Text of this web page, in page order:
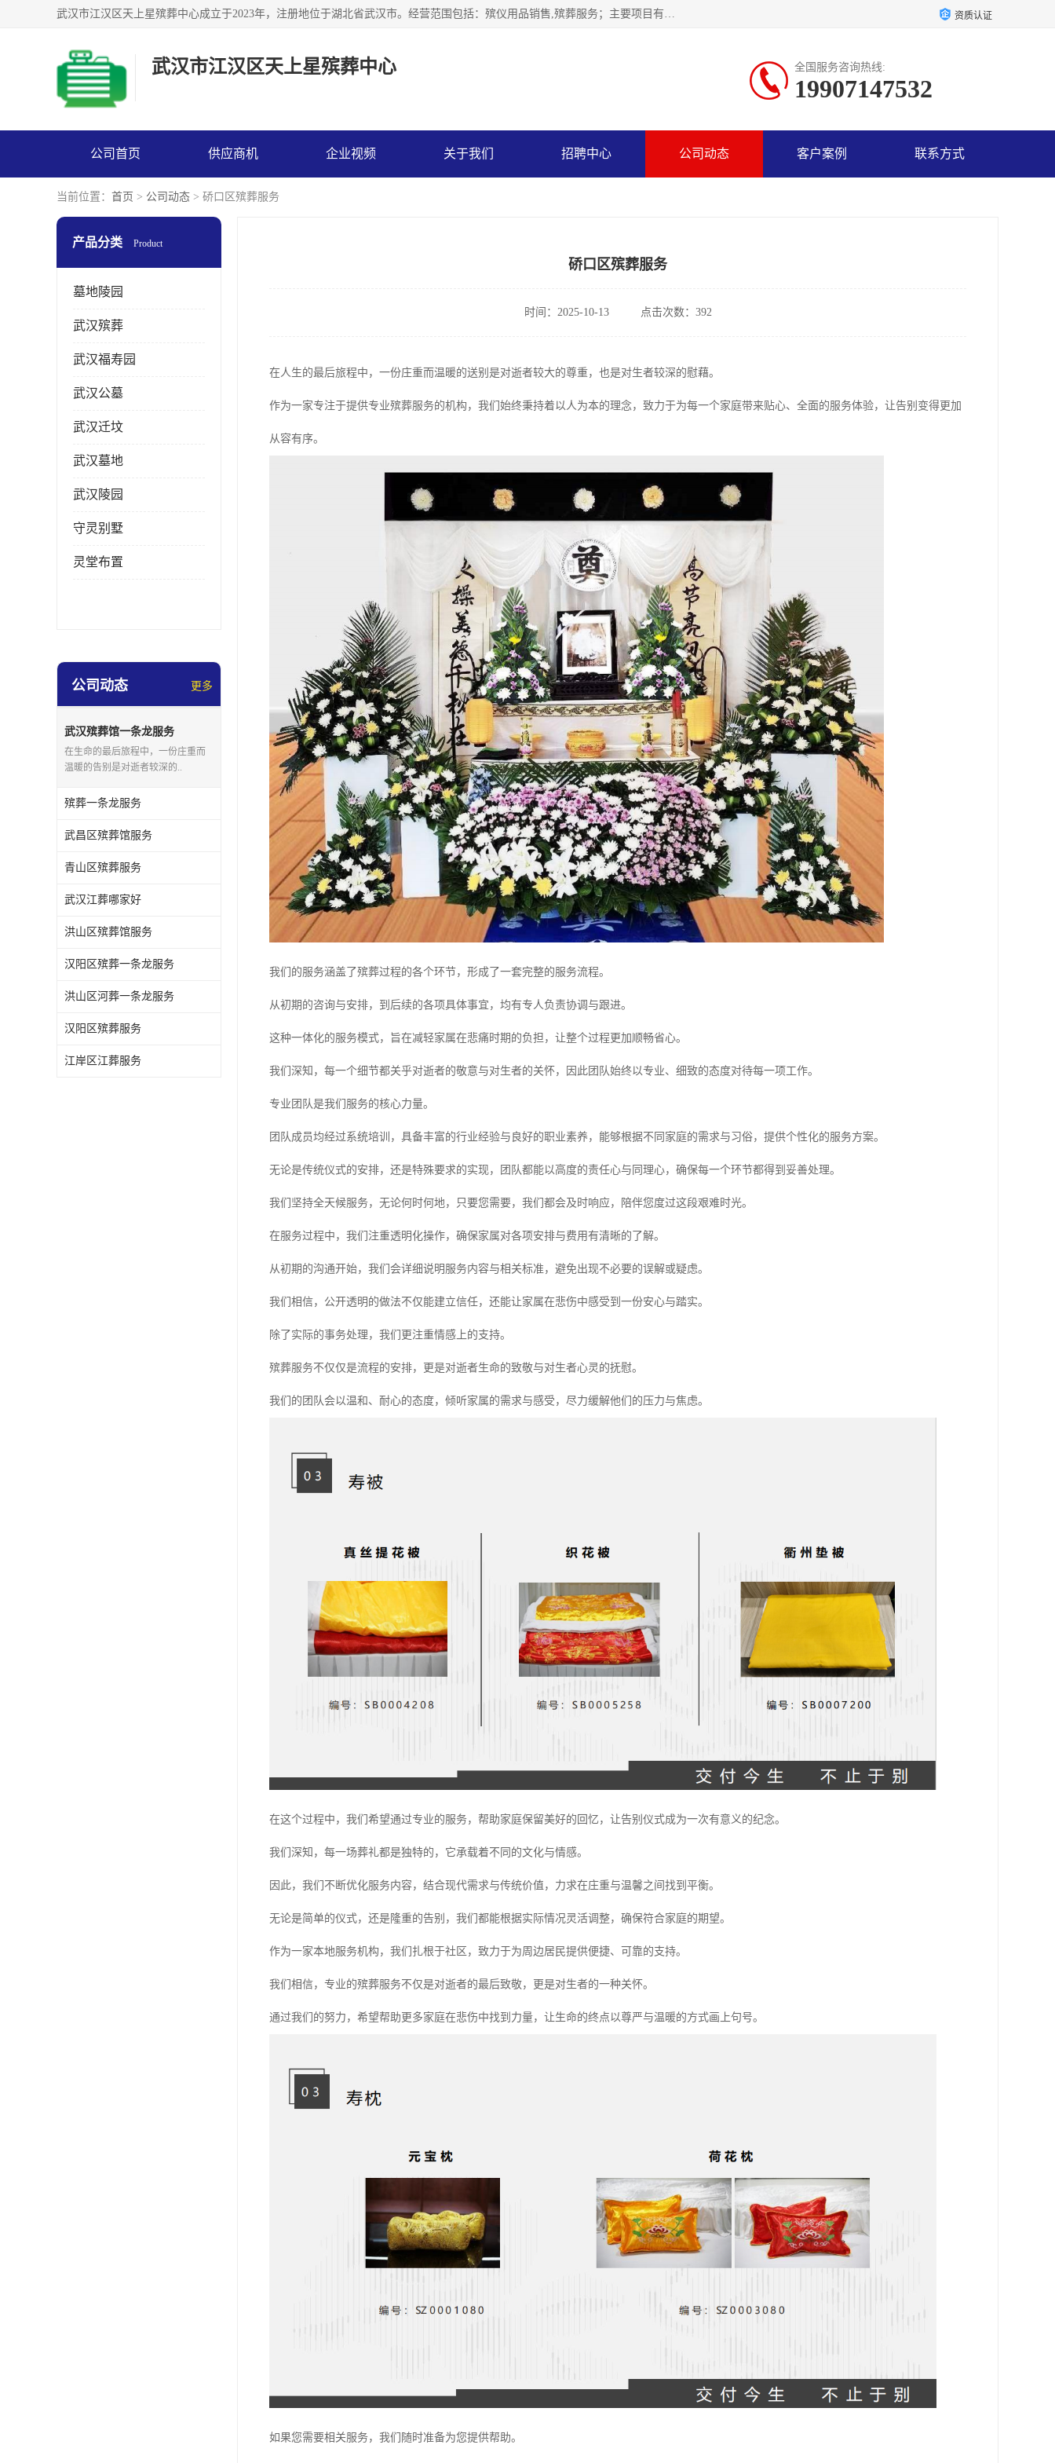
武汉市江汉区天上星殡葬中心成立于2023年，注册地位于湖北省武汉市。经营范围包括：殡仪用品销售,殡葬服务；主要项目有：穿衣服，寿衣，西服，现代装，灵堂布置，遗像，灵棚，乐队，化妆，遗体告别厅，守灵别墅，遗体托运，墓地代理低价出售。 资质认证
武汉市江汉区天上星殡葬中心 全国服务咨询热线:
19907147532
公司首页 供应商机 企业视频 关于我们 招聘中心 公司动态 客户案例 联系方式
当前位置： 首页 > 公司动态 > 硚口区殡葬服务
产品分类 Product
墓地陵园
武汉殡葬
武汉福寿园
武汉公墓
武汉迁坟
武汉墓地
武汉陵园
守灵别墅
灵堂布置
公司动态 更多
武汉殡葬馆一条龙服务
在生命的最后旅程中，一份庄重而
温暖的告别是对逝者较深的..
殡葬一条龙服务
武昌区殡葬馆服务
青山区殡葬服务
武汉江葬哪家好
洪山区殡葬馆服务
汉阳区殡葬一条龙服务
洪山区河葬一条龙服务
汉阳区殡葬服务
江岸区江葬服务
硚口区殡葬服务
时间：2025-10-13 点击次数：392
在人生的最后旅程中，一份庄重而温暖的送别是对逝者较大的尊重，也是对生者较深的慰藉。
作为一家专注于提供专业殡葬服务的机构，我们始终秉持着以人为本的理念，致力于为每一个家庭带来贴心、全面的服务体验，让告别变得更加
从容有序。
我们的服务涵盖了殡葬过程的各个环节，形成了一套完整的服务流程。
从初期的咨询与安排，到后续的各项具体事宜，均有专人负责协调与跟进。
这种一体化的服务模式，旨在减轻家属在悲痛时期的负担，让整个过程更加顺畅省心。
我们深知，每一个细节都关乎对逝者的敬意与对生者的关怀，因此团队始终以专业、细致的态度对待每一项工作。
专业团队是我们服务的核心力量。
团队成员均经过系统培训，具备丰富的行业经验与良好的职业素养，能够根据不同家庭的需求与习俗，提供个性化的服务方案。
无论是传统仪式的安排，还是特殊要求的实现，团队都能以高度的责任心与同理心，确保每一个环节都得到妥善处理。
我们坚持全天候服务，无论何时何地，只要您需要，我们都会及时响应，陪伴您度过这段艰难时光。
在服务过程中，我们注重透明化操作，确保家属对各项安排与费用有清晰的了解。
从初期的沟通开始，我们会详细说明服务内容与相关标准，避免出现不必要的误解或疑虑。
我们相信，公开透明的做法不仅能建立信任，还能让家属在悲伤中感受到一份安心与踏实。
除了实际的事务处理，我们更注重情感上的支持。
殡葬服务不仅仅是流程的安排，更是对逝者生命的致敬与对生者心灵的抚慰。
我们的团队会以温和、耐心的态度，倾听家属的需求与感受，尽力缓解他们的压力与焦虑。
在这个过程中，我们希望通过专业的服务，帮助家庭保留美好的回忆，让告别仪式成为一次有意义的纪念。
我们深知，每一场葬礼都是独特的，它承载着不同的文化与情感。
因此，我们不断优化服务内容，结合现代需求与传统价值，力求在庄重与温馨之间找到平衡。
无论是简单的仪式，还是隆重的告别，我们都能根据实际情况灵活调整，确保符合家庭的期望。
作为一家本地服务机构，我们扎根于社区，致力于为周边居民提供便捷、可靠的支持。
我们相信，专业的殡葬服务不仅是对逝者的最后致敬，更是对生者的一种关怀。
通过我们的努力，希望帮助更多家庭在悲伤中找到力量，让生命的终点以尊严与温暖的方式画上句号。
如果您需要相关服务，我们随时准备为您提供帮助。